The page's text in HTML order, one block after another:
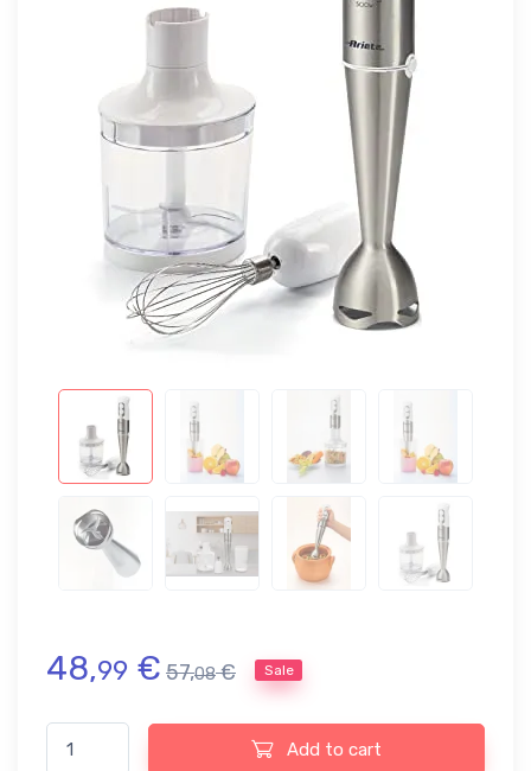
48,99 € 57,08 € Sale
Batidora de varilla Ariete 886, 500W, color plata y blanco
Add to cart